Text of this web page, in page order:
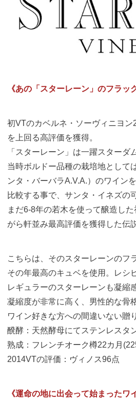
《あの「スターレーン」のフラッ
初VTのカベルネ・ソーヴィニヨ
を上回る高評価を獲得。
「スターレーン」は一躍スターダ
当時ボルドー品種の栽培地として
ンタ・バーバラA.V.A.）のワイン
比較する事で、サンタ・イネズの
まだ6-8年の若木を使って醸造し
がら軒並み最高評価を獲得した伝
こちらは、そのスターレーンのフ
その年最高のキュベを使用。レシ
レギュラーのスターレーンも凝縮
凝縮度が非常に高く、男性的な骨
ワイン好きな方への間違いない贈
醗酵：天然酵母にてステンレスタ
熟成：フレンチオーク樽22カ月
2014VTの評価：ヴィノス96点
《運命の地に出会って始まったワ